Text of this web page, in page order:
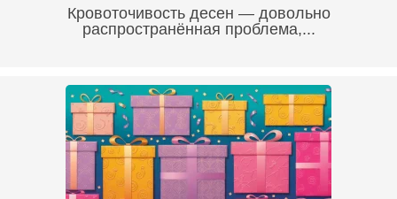
Кровоточивость десен — довольно
распространённая проблема,...